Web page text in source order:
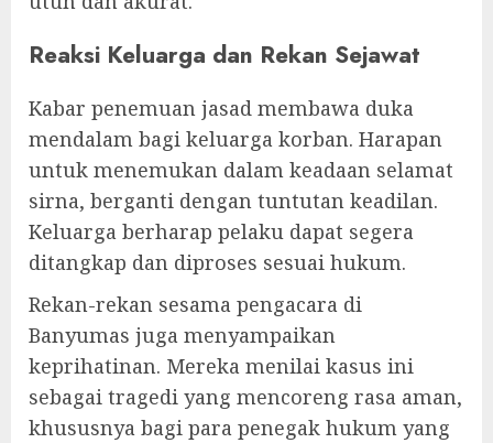
Reaksi Keluarga dan Rekan Sejawat
Kabar penemuan jasad membawa duka
mendalam bagi keluarga korban. Harapan
untuk menemukan dalam keadaan selamat
sirna, berganti dengan tuntutan keadilan.
Keluarga berharap pelaku dapat segera
ditangkap dan diproses sesuai hukum.
Rekan-rekan sesama pengacara di
Banyumas juga menyampaikan
keprihatinan. Mereka menilai kasus ini
sebagai tragedi yang mencoreng rasa aman,
khususnya bagi para penegak hukum yang